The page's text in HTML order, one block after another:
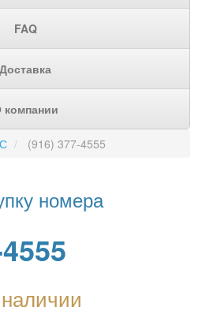
FAQ
Доставка
компании
(916) 377-4555
номера